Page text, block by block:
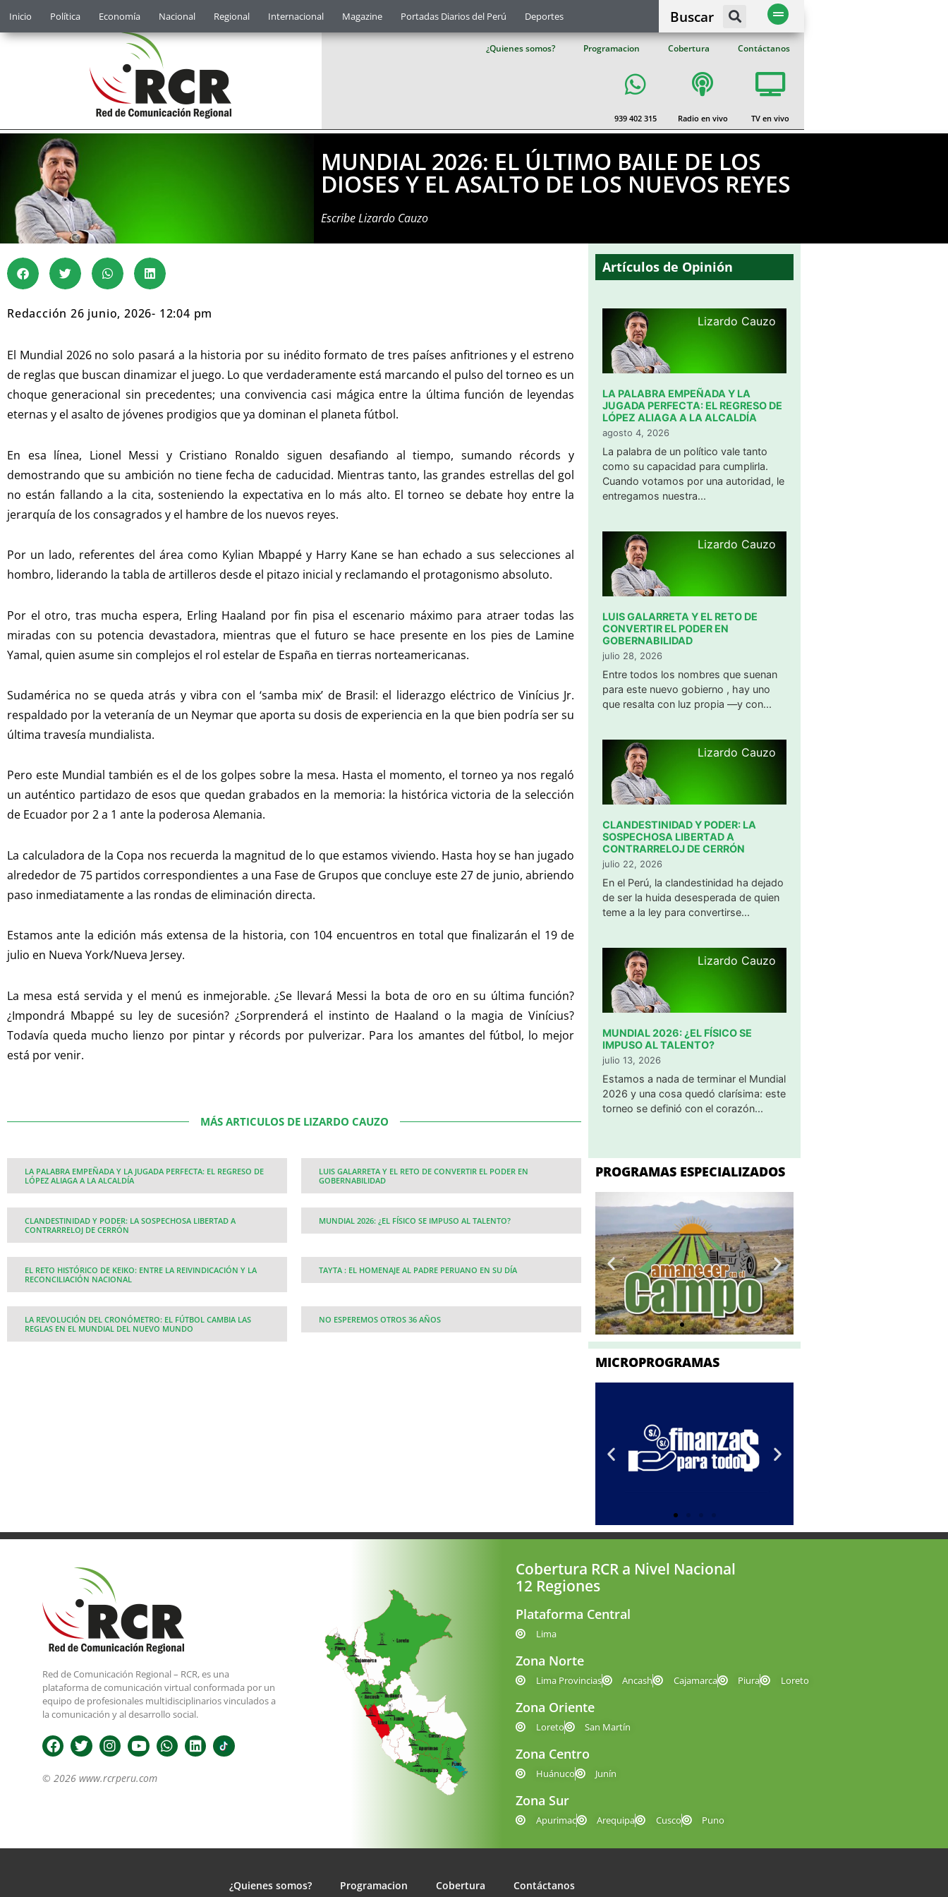
Inicio Política Economía Nacional Regional Internacional Magazine Portadas Diarios del Perú Deportes Buscar
¿Quienes somos? Programacion Cobertura Contáctanos
939 402 315 Radio en vivo TV en vivo
MUNDIAL 2026: EL ÚLTIMO BAILE DE LOS
DIOSES Y EL ASALTO DE LOS NUEVOS REYES
EscribeLizardo Cauzo
Redacción 26 junio, 2026- 12:04 pm
El Mundial 2026 no solo pasará a la historia por su inédito formato de tres países anfitriones y el estreno
de reglas que buscan dinamizar el juego. Lo que verdaderamente está marcando el pulso del torneo es un
choque generacional sin precedentes; una convivencia casi mágica entre la última función de leyendas
eternas y el asalto de jóvenes prodigios que ya dominan el planeta fútbol.
En esa línea, Lionel Messi y Cristiano Ronaldo siguen desafiando al tiempo, sumando récords y
demostrando que su ambición no tiene fecha de caducidad. Mientras tanto, las grandes estrellas del gol
no están fallando a la cita, sosteniendo la expectativa en lo más alto. El torneo se debate hoy entre la
jerarquía de los consagrados y el hambre de los nuevos reyes.
Por un lado, referentes del área como Kylian Mbappé y Harry Kane se han echado a sus selecciones al
hombro, liderando la tabla de artilleros desde el pitazo inicial y reclamando el protagonismo absoluto.
Por el otro, tras mucha espera, Erling Haaland por fin pisa el escenario máximo para atraer todas las
miradas con su potencia devastadora, mientras que el futuro se hace presente en los pies de Lamine
Yamal, quien asume sin complejos el rol estelar de España en tierras norteamericanas.
Sudamérica no se queda atrás y vibra con el ‘samba mix’ de Brasil: el liderazgo eléctrico de Vinícius Jr.
respaldado por la veteranía de un Neymar que aporta su dosis de experiencia en la que bien podría ser su
última travesía mundialista.
Pero este Mundial también es el de los golpes sobre la mesa. Hasta el momento, el torneo ya nos regaló
un auténtico partidazo de esos que quedan grabados en la memoria: la histórica victoria de la selección
de Ecuador por 2 a 1 ante la poderosa Alemania.
La calculadora de la Copa nos recuerda la magnitud de lo que estamos viviendo. Hasta hoy se han jugado
alrededor de 75 partidos correspondientes a una Fase de Grupos que concluye este 27 de junio, abriendo
paso inmediatamente a las rondas de eliminación directa.
Estamos ante la edición más extensa de la historia, con 104 encuentros en total que finalizarán el 19 de
julio en Nueva York/Nueva Jersey.
La mesa está servida y el menú es inmejorable. ¿Se llevará Messi la bota de oro en su última función?
¿Impondrá Mbappé su ley de sucesión? ¿Sorprenderá el instinto de Haaland o la magia de Vinícius?
Todavía queda mucho lienzo por pintar y récords por pulverizar. Para los amantes del fútbol, lo mejor
está por venir.
MÁS ARTICULOS DE LIZARDO CAUZO
LA PALABRA EMPEÑADA Y LA JUGADA PERFECTA: EL REGRESO DE
LÓPEZ ALIAGA A LA ALCALDÍA
LUIS GALARRETA Y EL RETO DE CONVERTIR EL PODER EN
GOBERNABILIDAD
CLANDESTINIDAD Y PODER: LA SOSPECHOSA LIBERTAD A
CONTRARRELOJ DE CERRÓN
MUNDIAL 2026: ¿EL FÍSICO SE IMPUSO AL TALENTO?
EL RETO HISTÓRICO DE KEIKO: ENTRE LA REIVINDICACIÓN Y LA
RECONCILIACIÓN NACIONAL
TAYTA : EL HOMENAJE AL PADRE PERUANO EN SU DÍA
LA REVOLUCIÓN DEL CRONÓMETRO: EL FÚTBOL CAMBIA LAS
REGLAS EN EL MUNDIAL DEL NUEVO MUNDO
NO ESPEREMOS OTROS 36 AÑOS
Artículos de Opinión
Lizardo Cauzo
LA PALABRA EMPEÑADA Y LA
JUGADA PERFECTA: EL REGRESO DE
LÓPEZ ALIAGA A LA ALCALDÍA
agosto 4, 2026
La palabra de un político vale tanto
como su capacidad para cumplirla.
Cuando votamos por una autoridad, le
entregamos nuestra...
Lizardo Cauzo
LUIS GALARRETA Y EL RETO DE
CONVERTIR EL PODER EN
GOBERNABILIDAD
julio 28, 2026
Entre todos los nombres que suenan
para este nuevo gobierno , hay uno
que resalta con luz propia —y con...
Lizardo Cauzo
CLANDESTINIDAD Y PODER: LA
SOSPECHOSA LIBERTAD A
CONTRARRELOJ DE CERRÓN
julio 22, 2026
​En el Perú, la clandestinidad ha dejado
de ser la huida desesperada de quien
teme a la ley para convertirse...
Lizardo Cauzo
MUNDIAL 2026: ¿EL FÍSICO SE
IMPUSO AL TALENTO?
julio 13, 2026
​Estamos a nada de terminar el Mundial
2026 y una cosa quedó clarísima: este
torneo se definió con el corazón...
PROGRAMAS ESPECIALIZADOS
MICROPROGRAMAS
Red de Comunicación Regional – RCR, es una
plataforma de comunicación virtual conformada por un
equipo de profesionales multidisciplinarios vinculados a
la comunicación y al desarrollo social.
© 2026 www.rcrperu.com
Cobertura RCR a Nivel Nacional
12 Regiones
Plataforma Central
Lima
Zona Norte
Lima Provincias Ancash Cajamarca Piura Loreto
Zona Oriente
Loreto San Martín
Zona Centro
Huánuco Junín
Zona Sur
Apurimac Arequipa Cusco Puno
¿Quienes somos? Programacion Cobertura Contáctanos